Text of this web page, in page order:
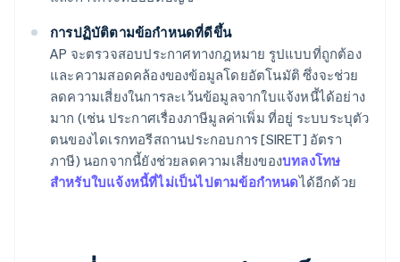
การปฏิบัติตามข้อกำหนดที่ดีขึ้น
AP จะตรวจสอบประกาศทางกฎหมาย รูปแบบที่ถูกต้อง
และความสอดคล้องของข้อมูลโดยอัตโนมัติ ซึ่งจะช่วย
ลดความเสี่ยงในการละเว้นข้อมูลจากใบแจ้งหนี้ได้อย่าง
มาก (เช่น ประกาศเรื่องภาษีมูลค่าเพิ่ม ที่อยู่ ระบบระบุตัว
ตนของไดเรกทอรีสถานประกอบการ [SIRET] อัตรา
ภาษี) นอกจากนี้ยังช่วยลดความเสี่ยงของบทลงโทษ
สำหรับใบแจ้งหนี้ที่ไม่เป็นไปตามข้อกำหนดได้อีกด้วย